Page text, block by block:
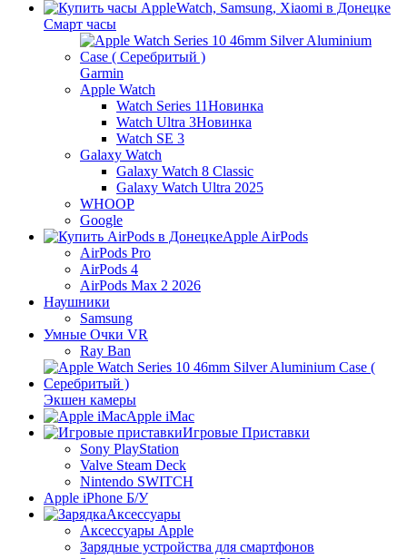
Смарт часы
Garmin
Apple Watch
Watch Series 11Новинка
Watch Ultra 3Новинка
Watch SE 3
Galaxy Watch
Galaxy Watch 8 Classic
Galaxy Watch Ultra 2025
WHOOP
Google
Apple AirPods
AirPods Pro
AirPods 4
AirPods Max 2 2026
Наушники
Samsung
Умные Очки VR
Ray Ban
Экшен камеры
Apple iMac
Игровые Приставки
Sony PlayStation
Valve Steam Deck
Nintendo SWITCH
Apple iPhone Б/У
Аксессуары
Аксессуары Apple
Зарядные устройства для смартфонов